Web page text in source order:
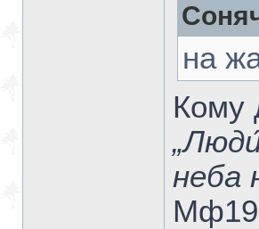
на
Кому
неба